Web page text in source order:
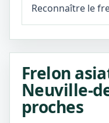
Reconnaître le
Frelon
Neuville-
proches